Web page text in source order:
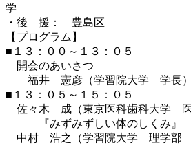
学
・後 援： 豊島区
【プログラム】
■１３：００～１３：０５
開会のあいさつ
福井 憲彦（学習院大学 学長）
■１３：０５～１５：０５
佐々木 成（東京医科歯科大学
『みずみずしい体のしくみ』
中村 浩之（学習院大学 理学部